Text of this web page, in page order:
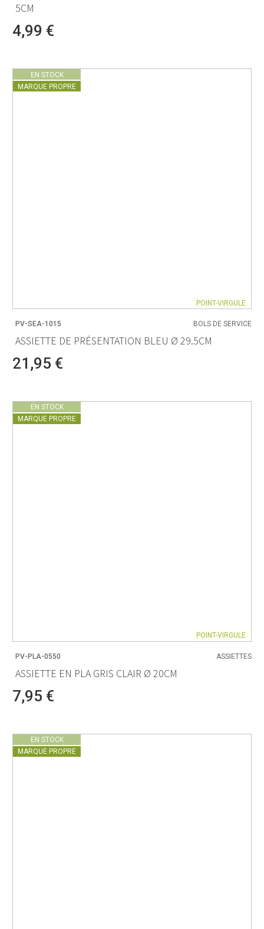
5CM
4,99 €
EN STOCK
MARQUE PROPRE
POINT-VIRGULE
PV-SEA-1015 BOLS DE SERVICE
ASSIETTE DE PRÉSENTATION BLEU Ø 29.5CM
21,95 €
EN STOCK
MARQUE PROPRE
POINT-VIRGULE
PV-PLA-0550 ASSIETTES
ASSIETTE EN PLA GRIS CLAIR Ø 20CM
7,95 €
EN STOCK
MARQUE PROPRE